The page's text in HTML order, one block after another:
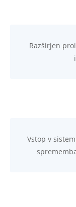
Razširjen
Vstop v
sprememba